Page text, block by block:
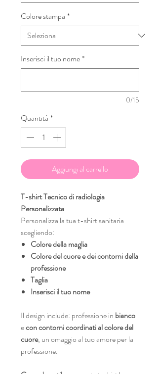
Colore stampa *
Inserisci il tuo nome*
0/15
Quantità *
Aggiungi al carrello
T-shirt Tecnico di radiologia
Personalizzata
Personalizza la tua t-shirt sanitaria
scegliendo:
Colore della maglia
Colore del cuore e dei contorni della
professione
Taglia
Inserisci il tuo nome
Il design include: professione in bianco
econ contorni coordinati al colore del
cuore, un omaggio al tuo amore per la
professione.